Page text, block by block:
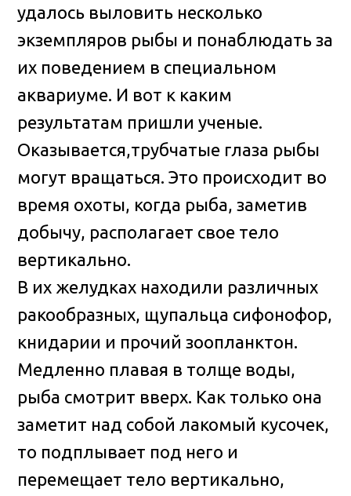
удалось выловить несколько
экземпляров рыбы и понаблюдать за
их поведением в специальном
аквариуме. И вот к каким
результатам пришли ученые.
Оказывается,трубчатые глаза рыбы
могут вращаться. Это происходит во
время охоты, когда рыба, заметив
добычу, располагает свое тело
вертикально.
В их желудках находили различных
ракообразных, щупальца сифонофор,
книдарии и прочий зоопланктон.
Медленно плавая в толще воды,
рыба смотрит вверх. Как только она
заметит над собой лакомый кусочек,
то подплывает под него и
перемещает тело вертикально,